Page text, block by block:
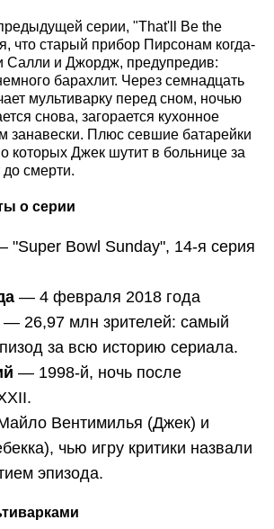
серии, "That'll Be the
что старый прибор Пирсонам когда-
Салли и Джордж, предупредив:
барахлит. Через семнадцать
мультиварку перед сном, ночью
снова, загорается кухонное
занавески. Плюс севшие батарейки
которых Джек шутит в больнице за
до смерти.
о серии
"Super Bowl Sunday", 14-я серия
— 4 февраля 2018 года
— 26,97 млн зрителей: самый
за всю историю сериала.
— 1998-й, ночь после
Вентимилья (Джек) и
чью игру критики назвали
эпизода.